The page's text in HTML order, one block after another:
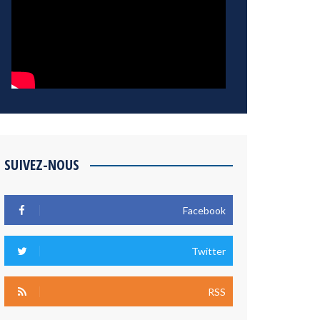
SUIVEZ-NOUS
Facebook
Twitter
RSS